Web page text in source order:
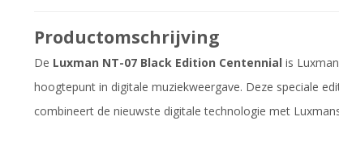
Productomschrijving
De Luxman NT-07 Black Edition Centennial is
hoogtepunt in digitale muziekweergave. Deze speciale
combineert de nieuwste digitale technologie met